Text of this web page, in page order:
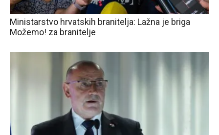
Ministarstvo hrvatskih branitelja: Lažna je briga
Možemo! za branitelje